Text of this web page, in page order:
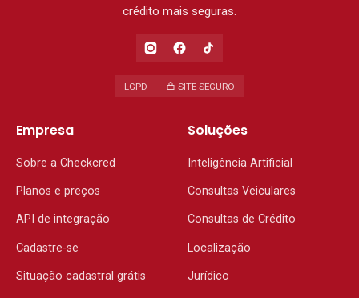
crédito mais seguras.
LGPD SITE SEGURO
Soluções
Inteligência Artificial
Consultas Veiculares
Consultas de Crédito
Localização
Jurídico
Empresa
Sobre a Checkcred
Planos e preços
API de integração
Cadastre-se
Situação cadastral grátis